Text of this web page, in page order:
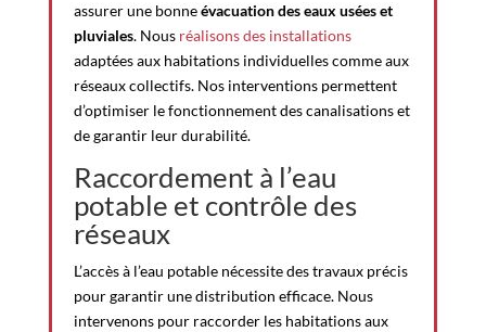
assurer une bonneévacuation des eaux usées et
pluviales. Nous réalisons des installations
adaptées aux habitations individuelles comme aux
réseaux collectifs. Nos interventions permettent
d’optimiser le fonctionnement des canalisations et
de garantir leur durabilité.
Raccordement à l’eau
potable et contrôle des
réseaux
L’accès à l’eau potable nécessite des travaux précis
pour garantir une distribution efficace. Nous
intervenons pour raccorder les habitations aux